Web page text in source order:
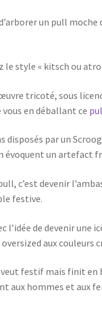
un pull moche
le style « kitsch ou
tricoté, sous
vous en déballant ce
disposés par un
évoquent un artefact
c’est devenir
festive.
l’idée de devenir une
aux couleurs
veut festif mais finit en
aux hommes et aux